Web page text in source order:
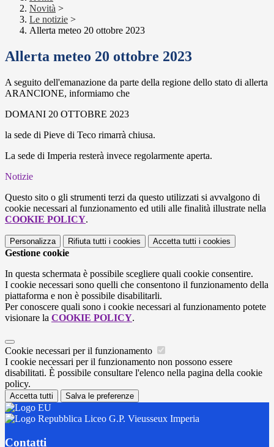
Novità >
Le notizie >
Allerta meteo 20 ottobre 2023
Allerta meteo 20 ottobre 2023
A seguito dell'emanazione da parte della regione dello stato di allerta
ARANCIONE, informiamo che
DOMANI 20 OTTOBRE 2023
la sede di Pieve di Teco rimarrà chiusa.
La sede di Imperia resterà invece regolarmente aperta.
Notizie
Questo sito o gli strumenti terzi da questo utilizzati si avvalgono di
cookie necessari al funzionamento ed utili alle finalità illustrate nella
COOKIE POLICY.
Personalizza Rifiuta tutti i cookies Accetta tutti i cookies
Gestione cookie
In questa schermata è possibile scegliere quali cookie consentire.
I cookie necessari sono quelli che consentono il funzionamento della
piattaforma e non è possibile disabilitarli.
Per conoscere quali sono i cookie necessari al funzionamento potete
visionare la COOKIE POLICY.
Cookie necessari per il funzionamento
I cookie necessari per il funzionamento non possono essere
disabilitati. È possibile consultare l'elenco nella pagina della cookie
policy.
Accetta tutti Salva le preferenze
Liceo G.P. Vieusseux Imperia
Contatti